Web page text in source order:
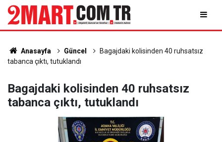
Anasayfa Güncel
Bagajdaki kolisinden 40 ruhsatsız
tabanca çıktı, tutuklandı
Bagajdaki kolisinden 40 ruhsatsız
tabanca çıktı, tutuklandı